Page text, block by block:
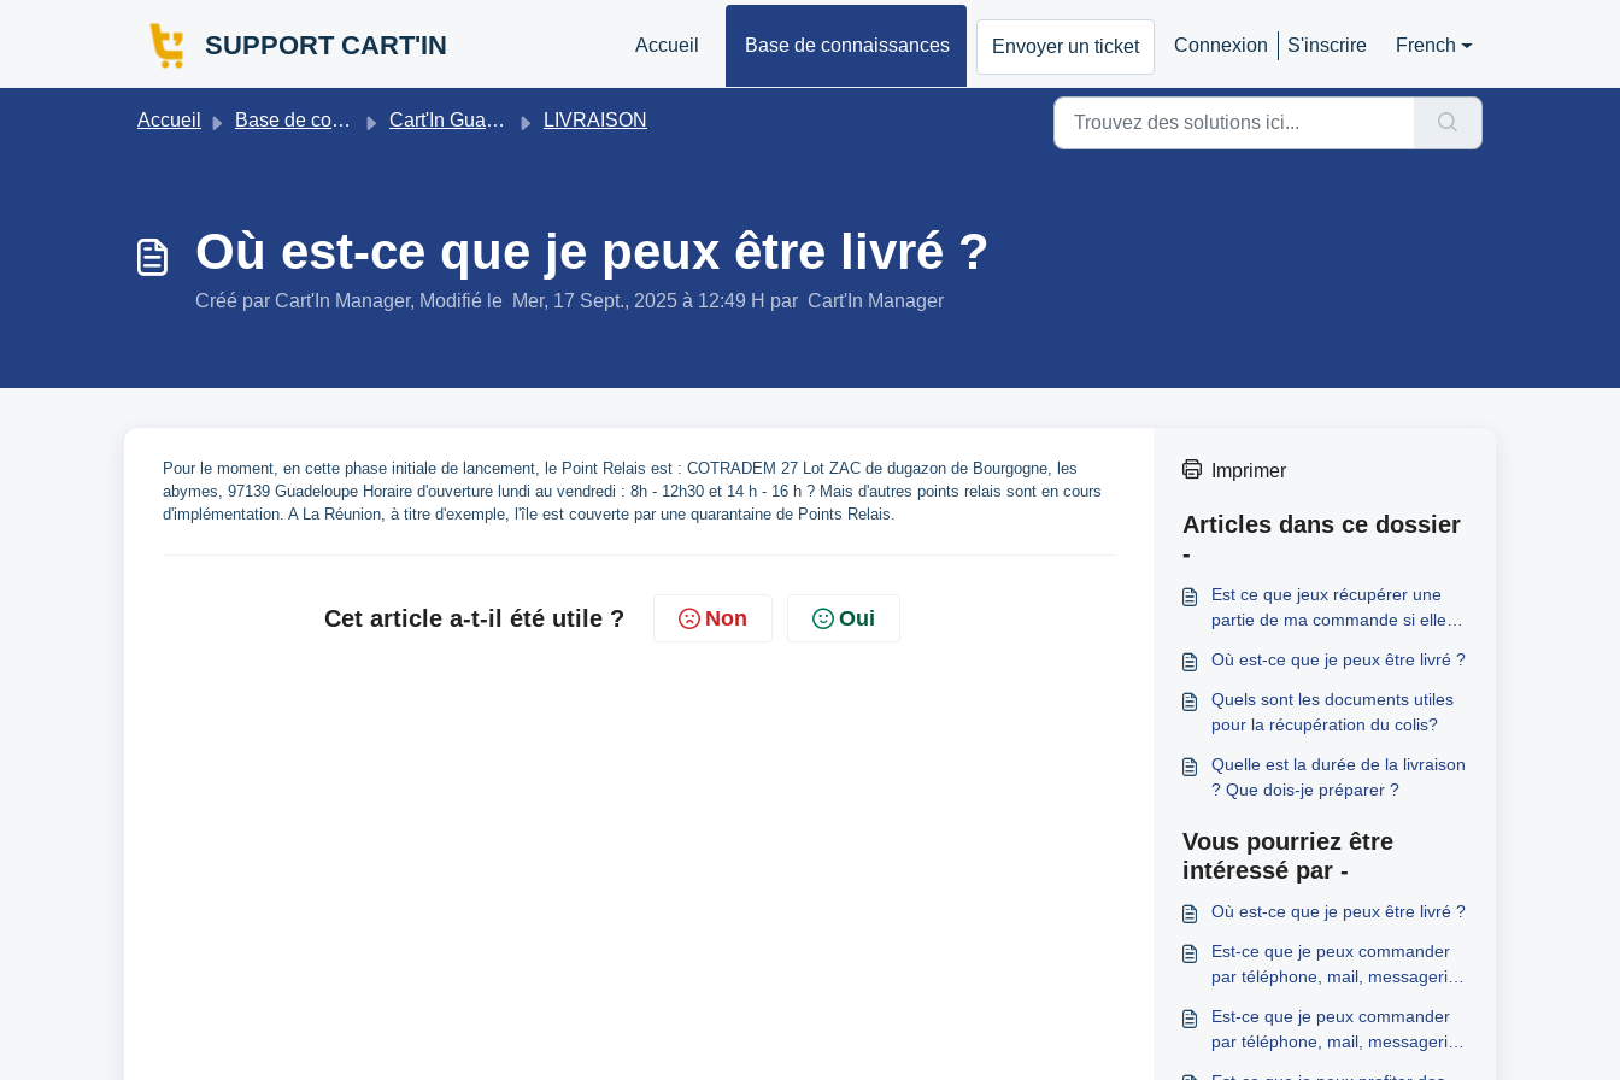
SUPPORT CART'IN Accueil Base de connaissances Envoyer un ticket Connexion S'inscrire French
Accueil Base de connaissances Cart'In Guadeloupe FAQ LIVRAISON
Où est-ce que je peux être livré ?
Créé par Cart'In Manager, Modifié le Mer, 17 Sept., 2025 à 12:49 H par Cart'In Manager
Pour le moment, en cette phase initiale de lancement, le Point Relais est : COTRADEM 27 Lot ZAC de dugazon de Bourgogne, les
abymes, 97139 Guadeloupe Horaire d'ouverture lundi au vendredi : 8h - 12h30 et 14 h - 16 h ? Mais d'autres points relais sont en cours
d'implémentation. A La Réunion, à titre d'exemple, l'île est couverte par une quarantaine de Points Relais.
Cet article a-t-il été utile ? Non Oui
Imprimer
Articles dans ce dossier
-
Est ce que jeux récupérer une
partie de ma commande si elle
Où est-ce que je peux être livré ?
Quels sont les documents utiles
pour la récupération du colis?
Quelle est la durée de la livraison
? Que dois-je préparer ?
Vous pourriez être
intéressé par -
Où est-ce que je peux être livré ?
Est-ce que je peux commander
par téléphone, mail, messagerie
Est-ce que je peux commander
par téléphone, mail, messagerie